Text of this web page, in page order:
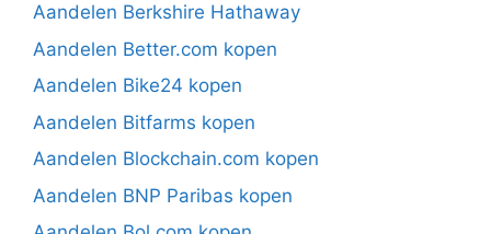
Aandelen Berkshire Hathaway
Aandelen Better.com kopen
Aandelen Bike24 kopen
Aandelen Bitfarms kopen
Aandelen Blockchain.com kopen
Aandelen BNP Paribas kopen